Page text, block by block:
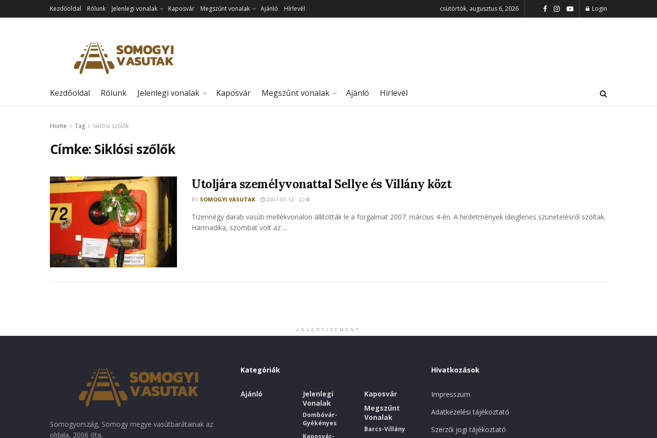
Kezdőoldal Rólunk Jelenlegi vonalak Kaposvár Megszűnt vonalak Ajánló Hírlevél csütörtök, augusztus 6, 2026 Login
Kezdőoldal Rólunk Jelenlegi vonalak Kaposvár Megszűnt vonalak Ajánló Hírlevél
Home Tag Siklósi szőlők
Címke: Siklósi szőlők
Utoljára személyvonattal Sellye és Villány közt
BY SOMOGYI VASUTAK 2007-03-12 0
Tizennégy darab vasúti mellékvonalon állították le a forgalmat 2007. március 4-én. A hirdetmények ideiglenes szünetelésről szóltak.
Harmadika, szombat volt az ...
ADVERTISEMENT
Somogyország, Somogy megye vasútbarátainak az
oldala, 2006 óta.
Kategóriák
Ajánló
Jelenlegi
Vonalak
Dombóvár-
Gyékényes
Kaposvár-
Kaposvár
Megszűnt
Vonalak
Barcs-Villány
Hivatkozások
Impresszum
Adatkezelési tájékoztató
Szerzői jogi tájékoztató